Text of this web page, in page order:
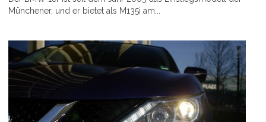
Münchener, und er bietet als M135i am...